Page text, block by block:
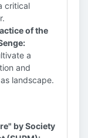
critical
of the
a
and
landscape.
by Society